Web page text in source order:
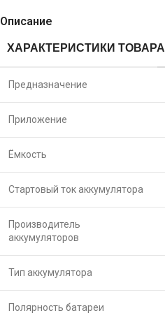
Описание
ХАРАКТЕРИСТИКИ ТОВАРА
Предназначение
Приложение
Ёмкость
Стартовый ток аккумулятора
Производитель
аккумуляторов
Тип аккумулятора
Полярность батареи